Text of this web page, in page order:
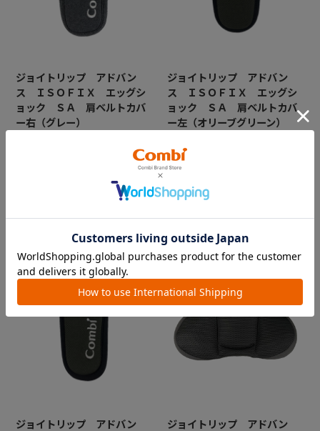
ジョイトリップ アドバン
ス ＩＳＯＦＩＸ エッグシ
ョック ＳＡ 肩ベルトカバ
ー右（グレー）
ら見て右側（お子様がチャイ
ルドシートに座った状態で左
ジョイトリップ アドバン
ス ＩＳＯＦＩＸ エッグシ
ョック ＳＡ 肩ベルトカバ
ー左（オリーブグリーン）
ら見て左側（お子様がチャイ
ルドシートに座った状態で右
手側となります）
￥1,650
ジョイトリップ アドバン
ジョイトリップ アドバン